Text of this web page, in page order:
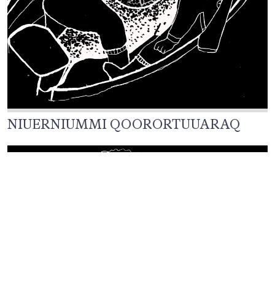
NIUERNIUMMI QOORORTUUARAQ